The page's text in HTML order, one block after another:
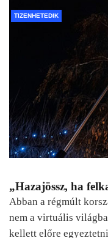
TIZENHETEDIK
„Hazajössz, ha
Abban a régmúlt
nem a virtuális
kellett előre